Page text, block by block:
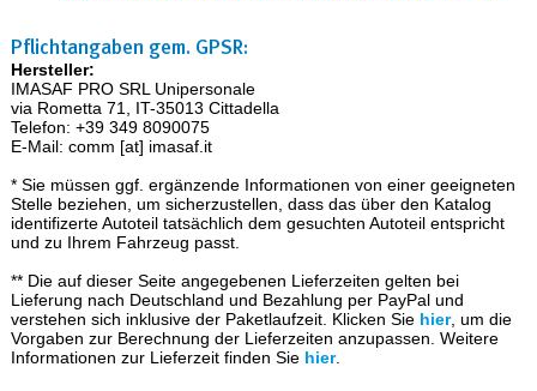
Pflichtangaben gem. GPSR:
Hersteller:
IMASAF PRO SRL Unipersonale
via Rometta 71, IT-35013 Cittadella
Telefon: +39 349 8090075
E-Mail: comm [at] imasaf.it
* Sie müssen ggf. ergänzende Informationen von einer geeigneten
Stelle beziehen, um sicherzustellen, dass das über den Katalog
identifizerte Autoteil tatsächlich dem gesuchten Autoteil entspricht
und zu Ihrem Fahrzeug passt.
** Die auf dieser Seite angegebenen Lieferzeiten gelten bei
Lieferung nach Deutschland und Bezahlung per PayPal und
verstehen sich inklusive der Paketlaufzeit. Klicken Sie hier, um die
Vorgaben zur Berechnung der Lieferzeiten anzupassen. Weitere
Informationen zur Lieferzeit finden Sie hier.